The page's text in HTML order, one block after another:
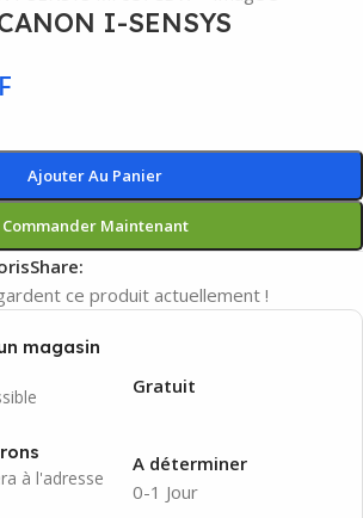
I-SENSYS
Ajouter Au Panier
Commander Maintenant
Share:
ce produit actuellement !
magasin
Gratuit
à l'adresse
0-1 Jour
A déterminer